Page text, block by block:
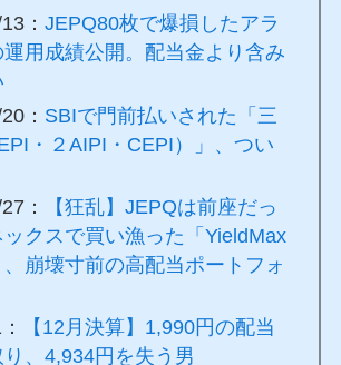
： JEPQ80枚で爆損したアラ
運用成績公開。配当金より含み
： SBIで門前払いされた「三
・２AIPI・CEPI）」、つい
：
【狂乱】JEPQは前座だっ
クスで買い漁った「YieldMax
崩壊寸前の高配当ポートフォ
【12月決算】1,990円の配当
り、4,934円を失う男